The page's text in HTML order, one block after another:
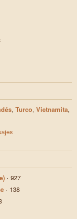
, Turco, Vietnamita,
· 927
· 138